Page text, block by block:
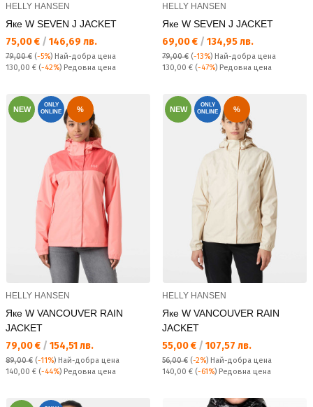
HELLY HANSEN
Яке W SEVEN J JACKET
Текуща цена:
75,00 € / 146,69 лв.
79,00 € (-5%) Най-добра цена
Редовна цена:
130,00 € (-42%) Редовна цена
HELLY HANSEN
Яке W SEVEN J JACKET
Текуща цена:
69,00 € / 134,95 лв.
79,00 € (-13%) Най-добра цена
Редовна цена:
130,00 € (-47%) Редовна цена
NEW
ONLY
ONLINE
%
HELLY HANSEN
Яке W VANCOUVER RAIN
JACKET
Текуща цена:
79,00 € / 154,51 лв.
89,00 € (-11%) Най-добра цена
Редовна цена:
140,00 € (-44%) Редовна цена
NEW
ONLY
ONLINE
%
HELLY HANSEN
Яке W VANCOUVER RAIN
JACKET
Текуща цена:
55,00 € / 107,57 лв.
56,00 € (-2%) Най-добра цена
Редовна цена:
140,00 € (-61%) Редовна цена